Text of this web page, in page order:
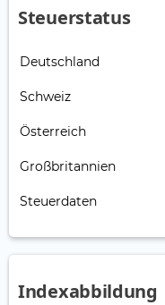
Steuerstatus
Deutschland
Schweiz
Österreich
Großbritannien
Steuerdaten
Indexabbildung